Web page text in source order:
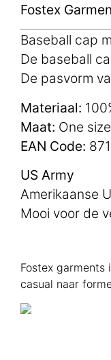
Fostex
Baseball cap
De baseball
De pasvorm
Materiaal:
Maat: One
EAN Code:
US Army
Amerikaanse
Mooi voor de
Fostex
casual naar